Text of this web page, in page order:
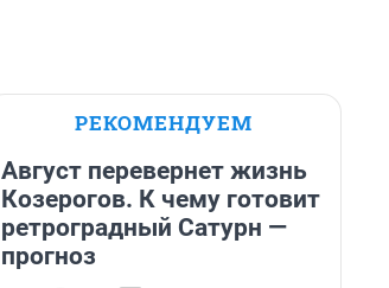
РЕКОМЕНДУЕМ
Август перевернет жизнь
Козерогов. К чему готовит
ретроградный Сатурн —
прогноз